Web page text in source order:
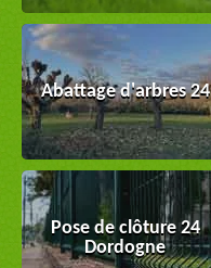
Abattage d'arbres 24
Pose de clôture 24
Dordogne